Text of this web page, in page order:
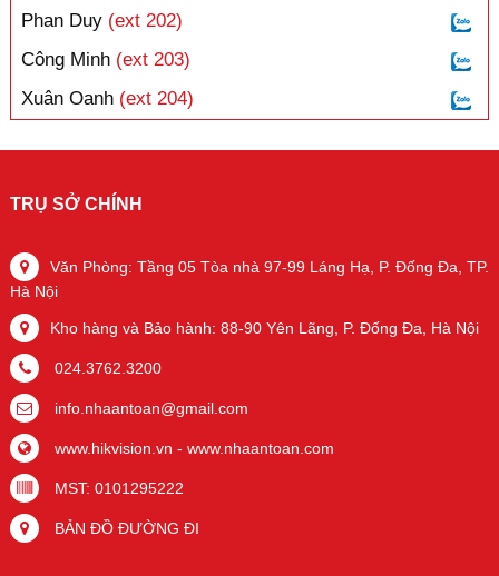
Phan Duy (ext 202)
Công Minh (ext 203)
Xuân Oanh (ext 204)
TRỤ SỞ CHÍNH
Văn Phòng: Tầng 05 Tòa nhà 97-99 Láng Hạ, P. Đống Đa, TP.
Hà Nội
Kho hàng và Bảo hành: 88-90 Yên Lãng, P. Đống Đa, Hà Nội
024.3762.3200
info.nhaantoan@gmail.com
www.hikvision.vn - www.nhaantoan.com
MST: 0101295222
BẢN ĐỒ ĐƯỜNG ĐI